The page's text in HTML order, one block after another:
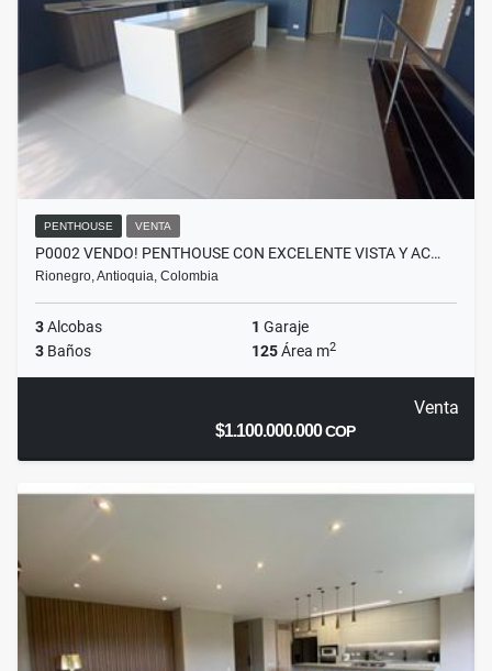
PENTHOUSE VENTA
P0002 VENDO! PENTHOUSE CON EXCELENTE VISTA Y AC…
Rionegro, Antioquia, Colombia
3Alcobas 1 Garaje
3 Baños 125Área m2
Venta
$1.100.000.000COP